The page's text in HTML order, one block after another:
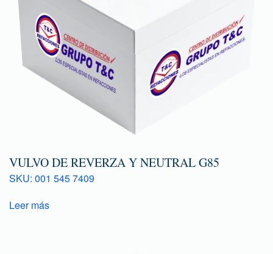
VULVO DE REVERZA Y NEUTRAL G85
SKU: 001 545 7409
Leer más